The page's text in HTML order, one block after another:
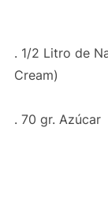
. 1/2 Litro de
Cream)
. 70 gr. Azúcar